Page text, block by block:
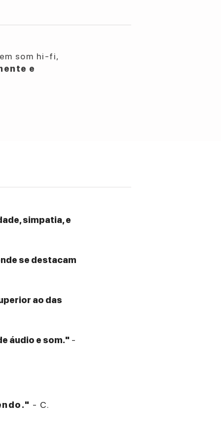
som hi-fi,
e
simpatia, e
se destacam
ao das
áudio e som." -
- C.